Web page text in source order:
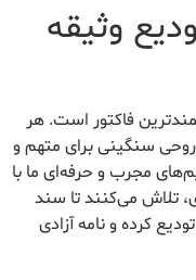
وثیقه
فاکتور است. هر
روحی سنگینی برای متهم و
مجرب و حرفه‌ای ما با
تلاش می‌کنند تا سند
کرده و نامه آزادی